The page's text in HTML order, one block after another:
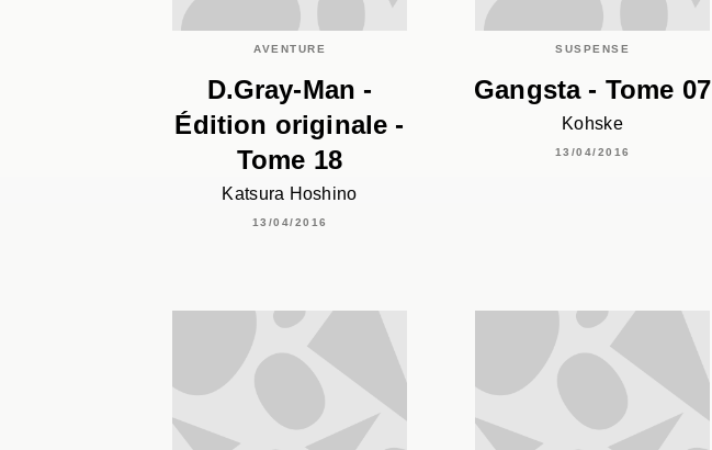
AVENTURE
D.Gray-Man -
Édition originale -
Tome 18
Katsura Hoshino
13/04/2016
SUSPENSE
Gangsta - Tome 07
Kohske
13/04/2016